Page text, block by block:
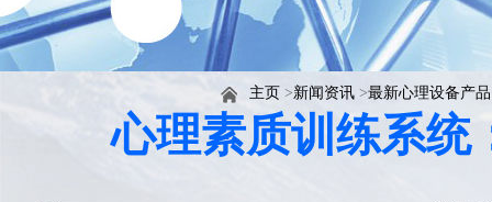
主页 >新闻资讯 >最新心理设备产品
心理素质训练系统